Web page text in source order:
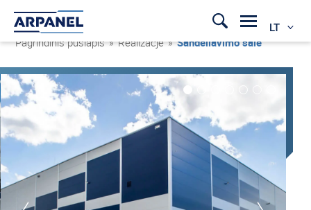
LT
Pagrindinis puslapis » Realizacje »Sandėliavimo salė